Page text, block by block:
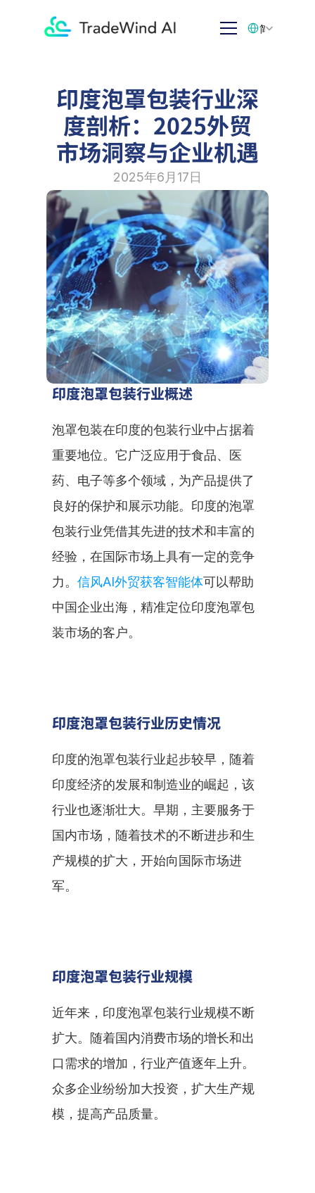
印度泡罩包装行业深
度剖析：2025外贸
市场洞察与企业机遇
2025年6月17日
印度泡罩包装行业概述
泡罩包装在印度的包装行业中占据着
重要地位。它广泛应用于食品、医
药、电子等多个领域，为产品提供了
良好的保护和展示功能。印度的泡罩
包装行业凭借其先进的技术和丰富的
经验，在国际市场上具有一定的竞争
力。 信风AI外贸获客智能体可以帮助
中国企业出海，精准定位印度泡罩包
装市场的客户。
印度泡罩包装行业历史情况
印度的泡罩包装行业起步较早，随着
印度经济的发展和制造业的崛起，该
行业也逐渐壮大。早期，主要服务于
国内市场，随着技术的不断进步和生
产规模的扩大，开始向国际市场进
军。
印度泡罩包装行业规模
近年来，印度泡罩包装行业规模不断
扩大。随着国内消费市场的增长和出
口需求的增加，行业产值逐年上升。
众多企业纷纷加大投资，扩大生产规
模，提高产品质量。
简体中文